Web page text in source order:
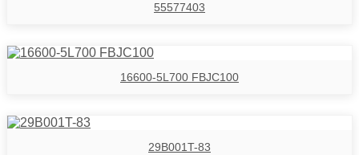
55577403
16600-5L700 FBJC100
29B001T-83